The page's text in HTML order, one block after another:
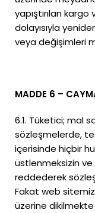
yapıştırılan
dolayısıyla
veya değişimleri
MADDE 6 –
6.1. Tüketici; mal
sözleşmelerde,
içerisinde hiçbir
üstlenmeksizin
reddederek
Fakat web
üzerine